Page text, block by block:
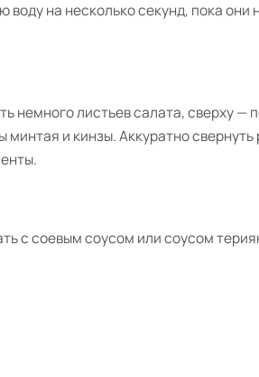
на несколько секунд, пока они
немного листьев салата, сверху —
и кинзы. Аккуратно
с соевым соусом или соусом